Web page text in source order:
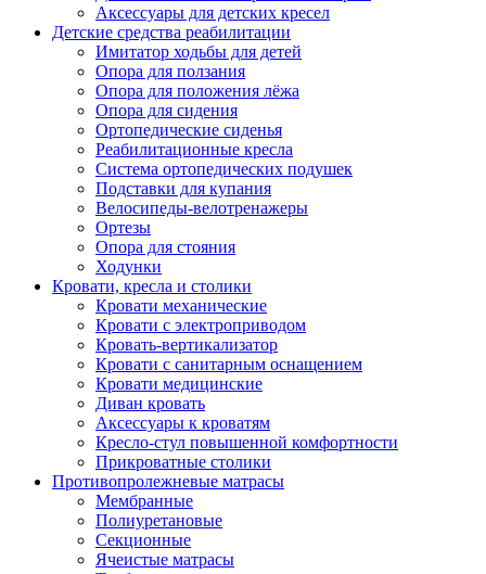
Аксессуары для детских кресел
Детские средства реабилитации
Имитатор ходьбы для детей
Опора для ползания
Опора для положения лёжа
Опора для сидения
Ортопедические сиденья
Реабилитационные кресла
Система ортопедических подушек
Подставки для купания
Велосипеды-велотренажеры
Ортезы
Опора для стояния
Ходунки
Кровати, кресла и столики
Кровати механические
Кровати с электроприводом
Кровать-вертикализатор
Кровати с санитарным оснащением
Кровати медицинские
Диван кровать
Аксессуары к кроватям
Кресло-стул повышенной комфортности
Прикроватные столики
Противопролежневые матрасы
Мембранные
Полиуретановые
Секционные
Ячеистые матрасы